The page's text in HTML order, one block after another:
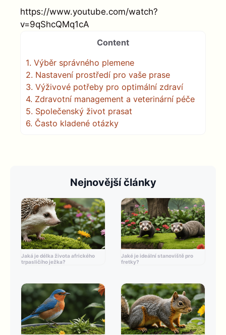
https://www.youtube.com/watch?
v=9qShcQMq1cA
Content
1. Výběr správného plemene
2. Nastavení prostředí pro vaše prase
3. Výživové potřeby pro optimální zdraví
4. Zdravotní management a veterinární péče
5. Společenský život prasat
6. Často kladené otázky
Nejnovější články
Jaká je délka života afrického
trpasličího ježka?
Jaké je ideální stanoviště pro
fretky?